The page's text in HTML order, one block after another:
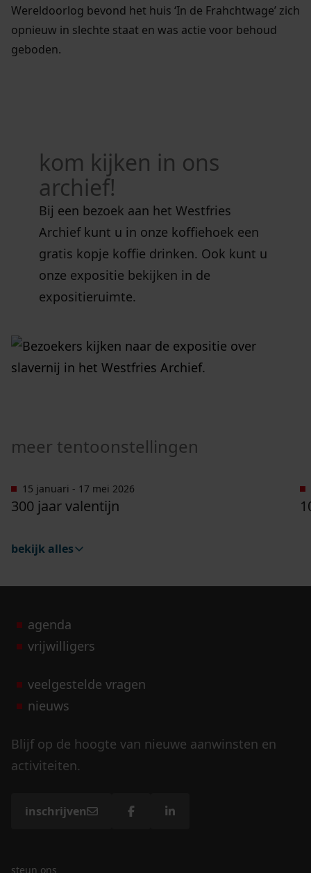
Wereldoorlog bevond het huis ‘In de Frahchtwage’ zich
opnieuw in slechte staat en was actie voor behoud
geboden.
kom kijken in ons
archief!
Bij een bezoek aan het Westfries
Archief kunt u in onze koffiehoek een
gratis kopje koffie drinken. Ook kunt u
onze expositie bekijken in de
expositieruimte.
meer tentoonstellingen
15 januari - 17 mei 2026
300 jaar valentijn
Ga naar "300 jaar Valentijn".
bekijk alles
agenda
vrijwilligers
veelgestelde vragen
nieuws
Blijf op de hoogte van nieuwe aanwinsten en
activiteiten.
inschrijven
steun ons